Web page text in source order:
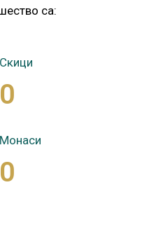
са:
Скици
0
Монаси
0